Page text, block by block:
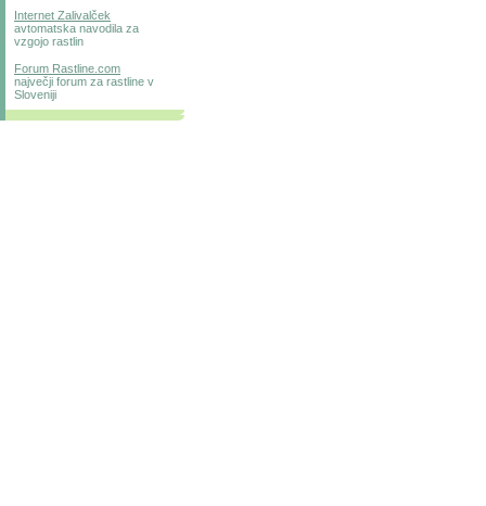
Internet Zalivalček
avtomatska navodila za
vzgojo rastlin
Forum Rastline.com
največji forum za rastline v
Sloveniji